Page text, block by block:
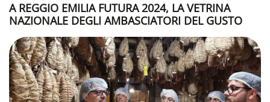
A REGGIO EMILIA FUTURA 2024, LA VETRINA
NAZIONALE DEGLI AMBASCIATORI DEL GUSTO